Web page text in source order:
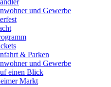
und Gewerbe
& Parken
und Gewerbe
einen Blick
Markt